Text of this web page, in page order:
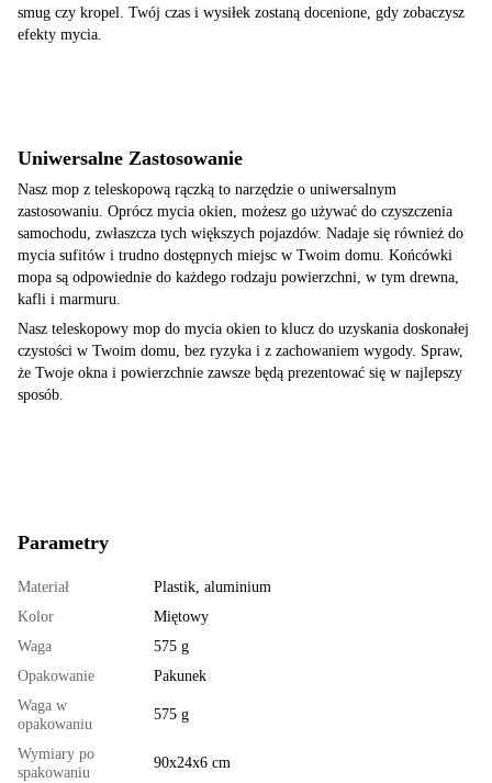
smug czy kropel. Twój czas i wysiłek zostaną docenione, gdy zobaczysz
efekty mycia.
Uniwersalne Zastosowanie
Nasz mop z teleskopową rączką to narzędzie o uniwersalnym
zastosowaniu. Oprócz mycia okien, możesz go używać do czyszczenia
samochodu, zwłaszcza tych większych pojazdów. Nadaje się również do
mycia sufitów i trudno dostępnych miejsc w Twoim domu. Końcówki
mopa są odpowiednie do każdego rodzaju powierzchni, w tym drewna,
kafli i marmuru.
Nasz teleskopowy mop do mycia okien to klucz do uzyskania doskonałej
czystości w Twoim domu, bez ryzyka i z zachowaniem wygody. Spraw,
że Twoje okna i powierzchnie zawsze będą prezentować się w najlepszy
sposób.
Parametry
Materiał
Plastik, aluminium
Kolor
Miętowy
Waga
575 g
Opakowanie
Pakunek
Waga w
opakowaniu
575 g
Wymiary po
spakowaniu
90x24x6 cm